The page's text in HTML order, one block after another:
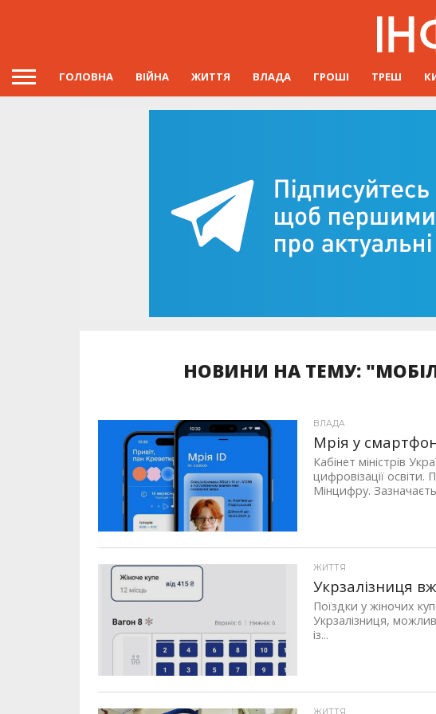
ГОЛОВНА ВІЙНА ЖИТТЯ ВЛАДА ГРОШІ ТРЕШ
НОВИНИ НА ТЕМУ:
ВЛАДА
Мрія у
Кабінет міністрів
цифровізації
Мінцифру.
ЖИТТЯ
Укрзалізниця
Поїздки у жіночих
Укрзалізниця,
із...